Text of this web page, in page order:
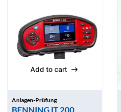
Add to cart
Anlagen-Prüfung
BENNING IT 200